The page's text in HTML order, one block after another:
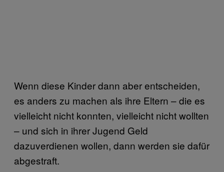
Wenn diese Kinder dann aber entscheiden,
es anders zu machen als ihre Eltern – die es
vielleicht nicht konnten, vielleicht nicht wollten
– und sich in ihrer Jugend Geld
dazuverdienen wollen, dann werden sie dafür
abgestraft.